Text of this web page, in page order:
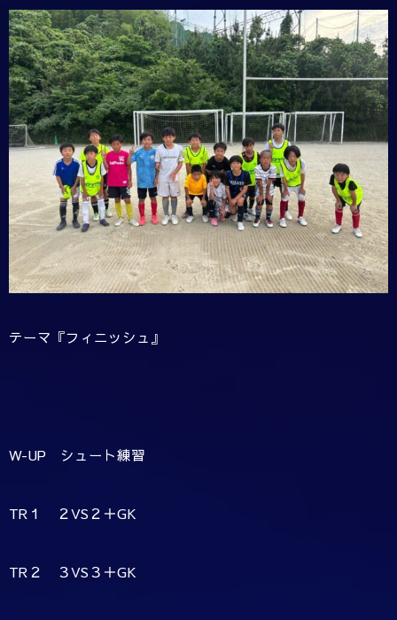
テーマ『フィニッシュ』
W-UP シュート練習
TR１ ２VS２＋GK
TR２ ３VS３＋GK